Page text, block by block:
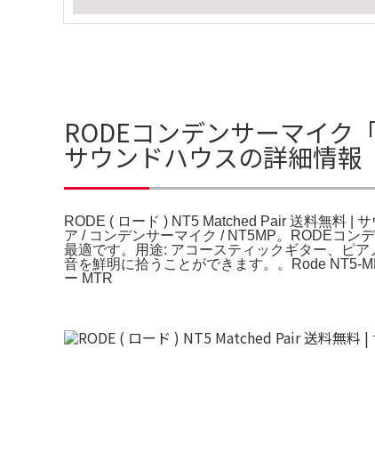
RODEコンデンサーマイク
サウンドハウスの詳細情報
RODE ( ロード ) NT5 Matched Pair 送料無料 |
ア / コンデンサーマイク / NT5MP。RODEコン
最適です。用途: アコースティックギター、ピ
音を鮮明に拾うことができます。。Rode NT5-
ー MTR